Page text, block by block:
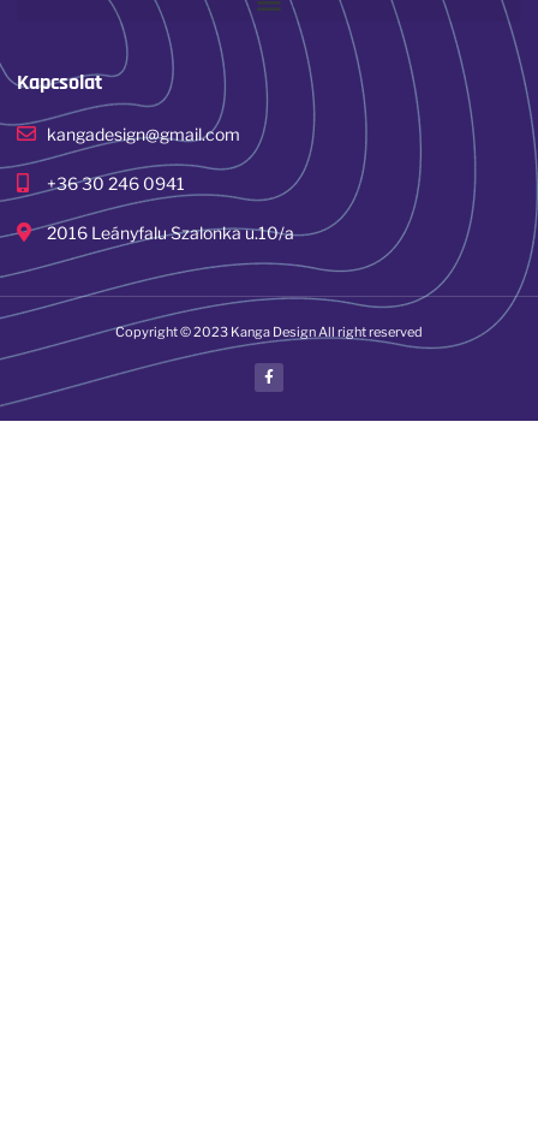
Kapcsolat
kangadesign@gmail.com
+36 30 246 0941
2016 Leányfalu Szalonka u.10/a
Copyright © 2023 Kanga Design All right reserved